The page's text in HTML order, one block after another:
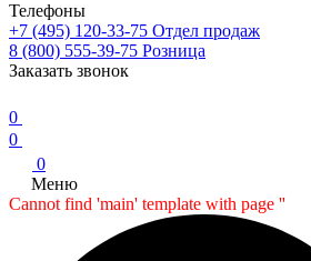
Телефоны
+7 (495) 120-33-75 Отдел продаж
8 (800) 555-39-75 Розница
Заказать звонок
0
0
0
Меню
Cannot find 'main' template with page ''